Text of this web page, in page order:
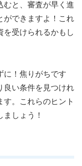
むと、審査が早く進
ができますよ！これ
を受けられるかもし
に！焦りがちです
良い条件を見つけれ
。これらのヒント
しょう！